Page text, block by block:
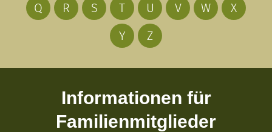
Q
R S T U V W
X
Y
Z
Informationen für
Familienmitglieder